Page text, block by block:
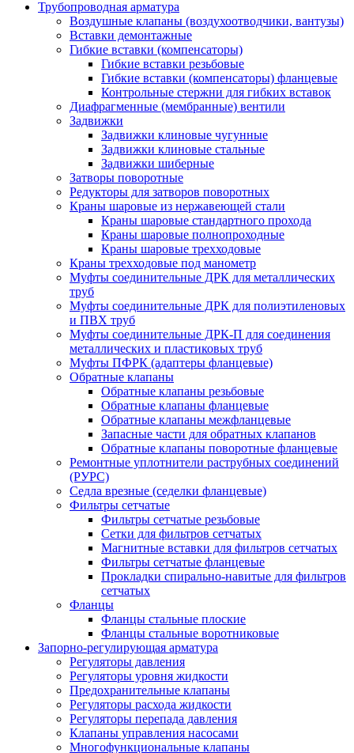
Трубопроводная арматура
Воздушные клапаны (воздухоотводчики, вантузы)
Вставки демонтажные
Гибкие вставки (компенсаторы)
Гибкие вставки резьбовые
Гибкие вставки (компенсаторы) фланцевые
Контрольные стержни для гибких вставок
Диафрагменные (мембранные) вентили
Задвижки
Задвижки клиновые чугунные
Задвижки клиновые стальные
Задвижки шиберные
Затворы поворотные
Редукторы для затворов поворотных
Краны шаровые из нержавеющей стали
Краны шаровые стандартного прохода
Краны шаровые полнопроходные
Краны шаровые трехходовые
Краны трехходовые под манометр
Муфты соединительные ДРК для металлических
труб
Муфты соединительные ДРК для полиэтиленовых
и ПВХ труб
Муфты соединительные ДРК-П для соединения
металлических и пластиковых труб
Муфты ПФРК (адаптеры фланцевые)
Обратные клапаны
Обратные клапаны резьбовые
Обратные клапаны фланцевые
Обратные клапаны межфланцевые
Запасные части для обратных клапанов
Обратные клапаны поворотные фланцевые
Ремонтные уплотнители раструбных соединений
(РУРС)
Седла врезные (седелки фланцевые)
Фильтры сетчатые
Фильтры сетчатые резьбовые
Сетки для фильтров сетчатых
Магнитные вставки для фильтров сетчатых
Фильтры сетчатые фланцевые
Прокладки спирально-навитые для фильтров
сетчатых
Фланцы
Фланцы стальные плоские
Фланцы стальные воротниковые
Запорно-регулирующая арматура
Регуляторы давления
Регуляторы уровня жидкости
Предохранительные клапаны
Регуляторы расхода жидкости
Регуляторы перепада давления
Клапаны управления насосами
Многофункциональные клапаны